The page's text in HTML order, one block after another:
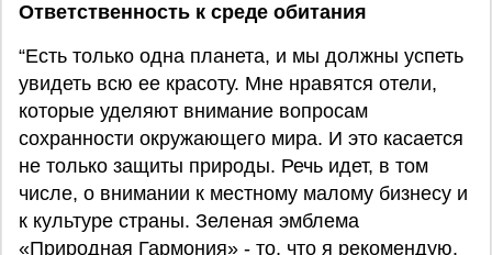
Ответственность к среде обитания
“Есть только одна планета, и мы должны успеть
увидеть всю ее красоту. Мне нравятся отели,
которые уделяют внимание вопросам
сохранности окружающего мира. И это касается
не только защиты природы. Речь идет, в том
числе, о внимании к местному малому бизнесу и
к культуре страны. Зеленая эмблема
«Природная Гармония» - то, что я рекомендую.